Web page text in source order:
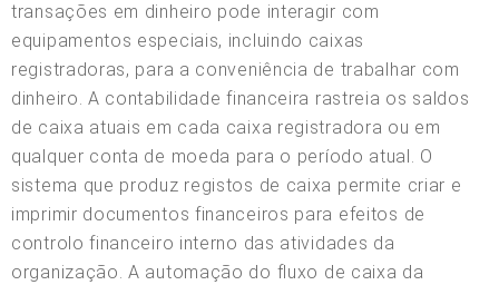
transações em dinheiro pode interagir com
equipamentos especiais, incluindo caixas
registradoras, para a conveniência de trabalhar com
dinheiro. A contabilidade financeira rastreia os saldos
de caixa atuais em cada caixa registradora ou em
qualquer conta de moeda para o período atual. O
sistema que produz registos de caixa permite criar e
imprimir documentos financeiros para efeitos de
controlo financeiro interno das atividades da
organização. A automação do fluxo de caixa da